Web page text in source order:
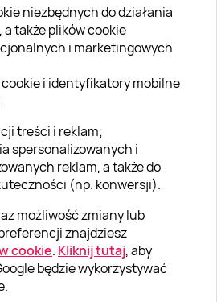
niezbędnych do działania
także plików cookie
i marketingowych
cookie i identyfikatory mobilne
treści i reklam;
spersonalizowanych i
reklam, a także do
(np. konwersji).
możliwość zmiany lub
znajdziesz
cookie. Kliknij tutaj, aby
będzie wykorzystywać